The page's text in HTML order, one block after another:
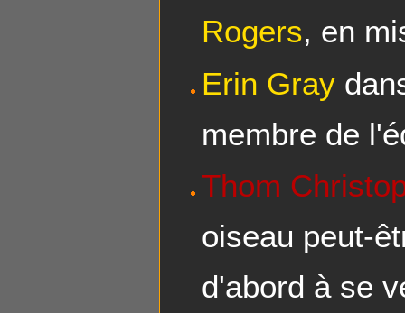
Rogers, en
Erin Gray
membre de
Thom
oiseau peut-
d'abord à se